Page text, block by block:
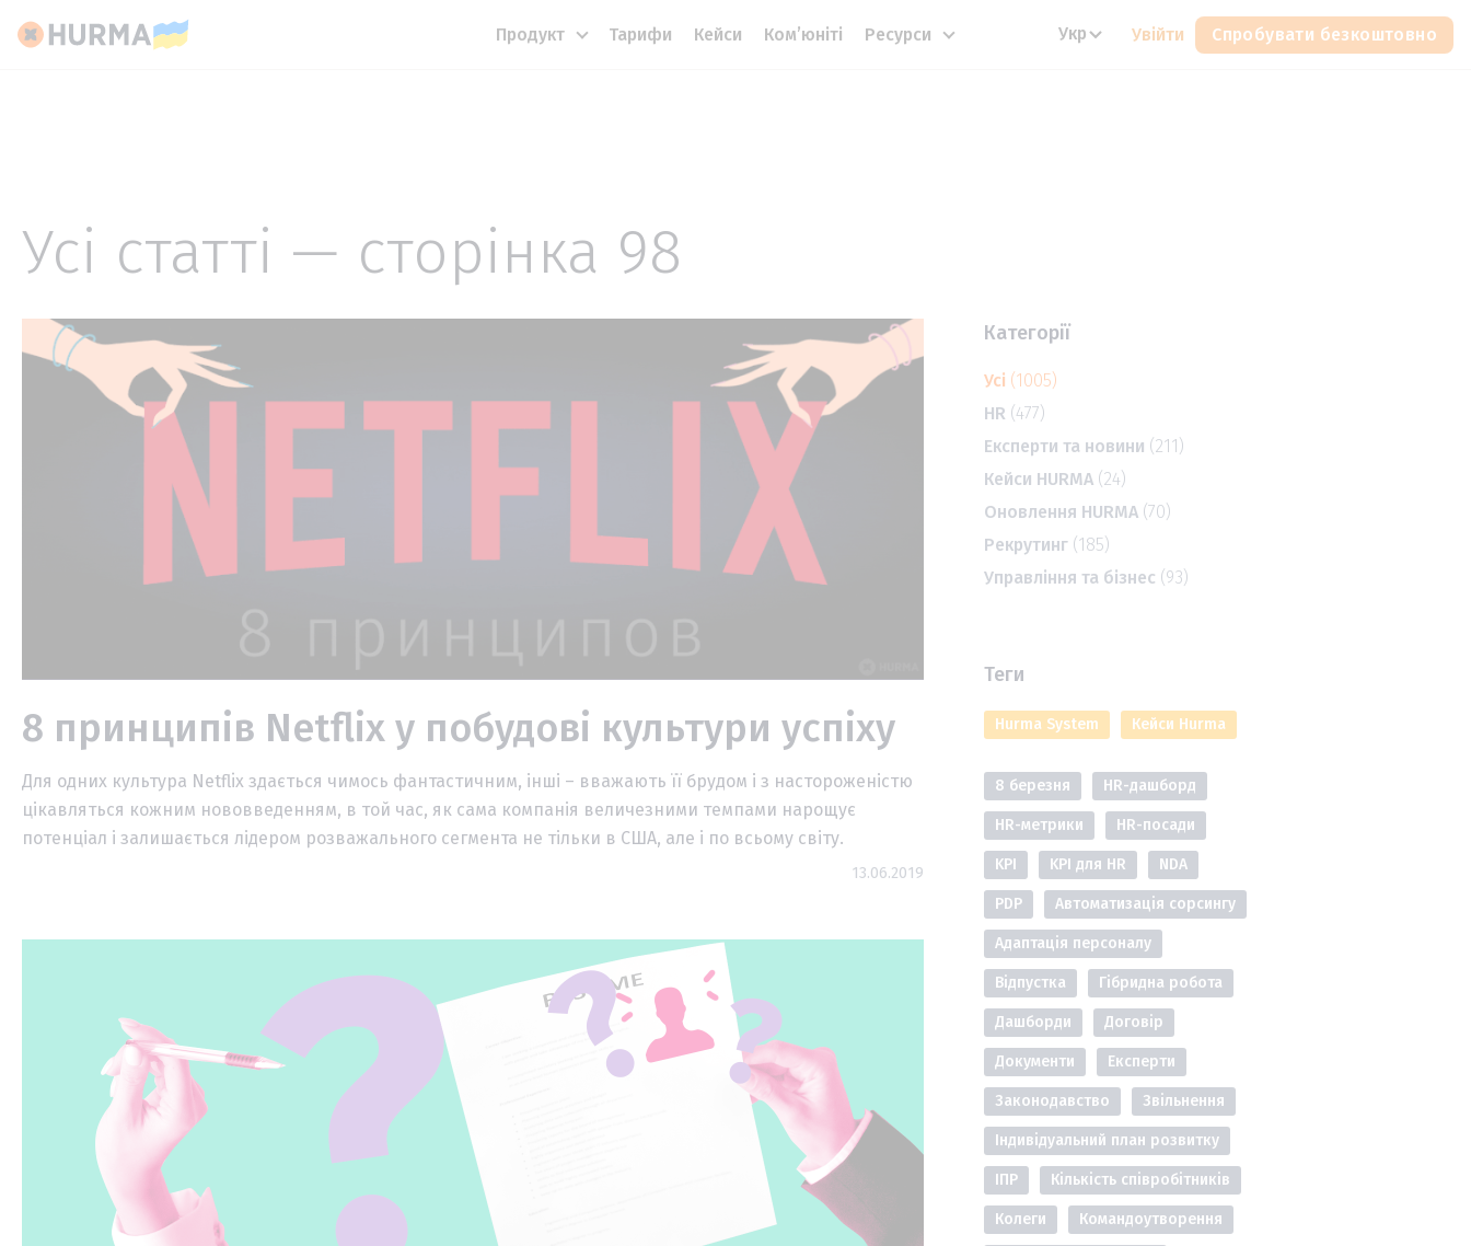
Продукт Тарифи Кейси Комʼюніті Ресурси Укр Увійти Спробувати безкоштовно
Усі статті — сторінка 98
8 принципів Netflix у побудові культури успіху
Для одних культура Netflix здається чимось фантастичним, інші – вважають її брудом і з настороженістю
цікавляться кожним нововведенням, в той час, як сама компанія величезними темпами нарощує
потенціал і залишається лідером розважального сегмента не тільки в США, але і по всьому світу.
13.06.2019
Категорії
Усі (1005)
HR (477)
Експерти та новини (211)
Кейси HURMA (24)
Оновлення HURMA (70)
Рекрутинг (185)
Управління та бізнес (93)
Теги
Hurma System Кейси Hurma
8 березня HR-дашборд
HR-метрики HR-посади
KPI KPI для HR NDA
PDP Автоматизація сорсингу
Адаптація персоналу
Відпустка Гібридна робота
Дашборди Договір
Документи Експерти
Законодавство Звільнення
Індивідуальний план розвитку
ІПР Кількість співробітників
Колеги Командоутворення